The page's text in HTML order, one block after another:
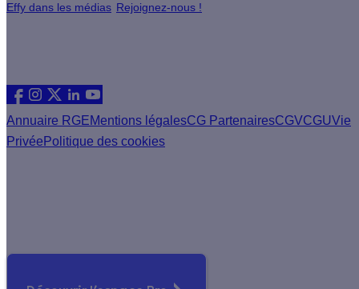
Effy dans les médias Rejoignez-nous !
Annuaire RGEMentions légalesCG PartenairesCGVCGUVie
Privée Politique des cookies